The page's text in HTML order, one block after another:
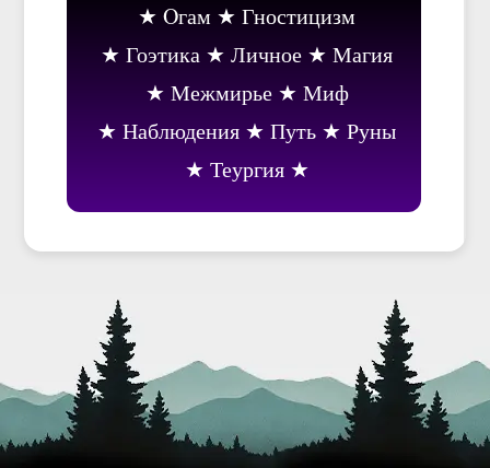
Oгам
Гностицизм
Гоэтика
Личное
Магия
Межмирье
Миф
Наблюдения
Путь
Руны
Теургия